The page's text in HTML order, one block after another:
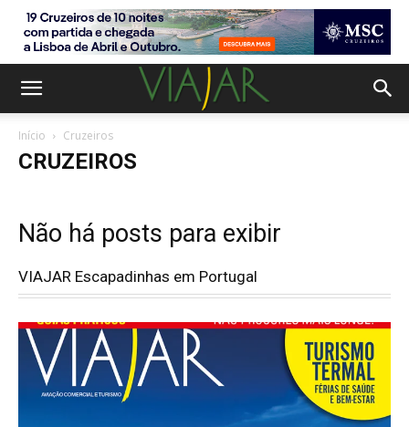
Início Cruzeiros
CRUZEIROS
Não há posts para exibir
VIAJAR Escapadinhas em Portugal